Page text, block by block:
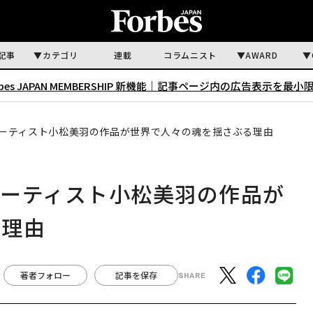
事 カテゴリ 連載 コラムニスト AWARD
JAPAN MEMBERSHIP 新機能｜ 記事ページ内の広告表示を最小
ティスト小松美羽の作品が世界で人々の魂を揺さぶる理由
ティスト小松美羽の作品が
由
著者フォロー 記事を保存